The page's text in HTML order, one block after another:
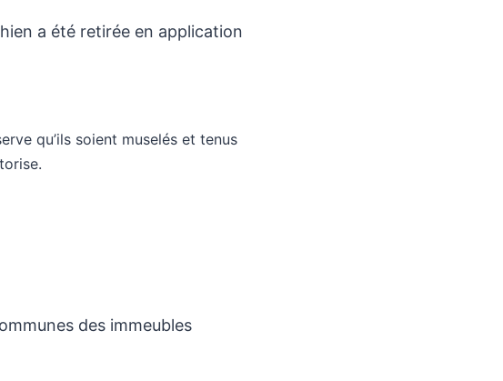
a été retirée en application
qu’ils soient muselés et tenus
des immeubles